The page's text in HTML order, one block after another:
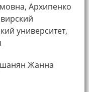
Архипенко
университет,
Жанна